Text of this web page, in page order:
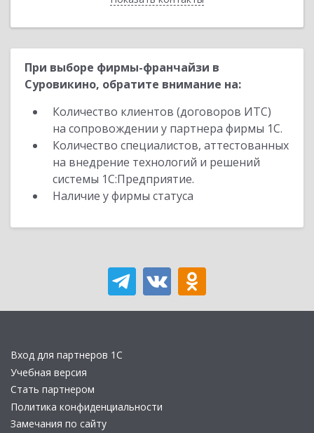
При выборе фирмы-франчайзи в
Суровикино, обратите внимание на:
Количество клиентов (договоров ИТС)
на сопровождении у партнера фирмы 1С.
Количество специалистов, аттестованных
на внедрение технологий и решений
системы 1С:Предприятие.
Наличие у фирмы статуса
Вход для партнеров 1С
Учебная версия
Стать партнером
Политика конфиденциальности
Замечания по сайту